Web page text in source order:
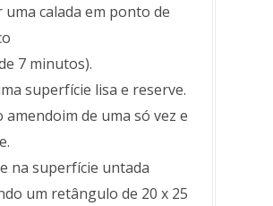
calada em ponto de
7 minutos).
superfície lisa e reserve.
amendoim de uma só vez e
na superfície untada
um retângulo de 20 x 25